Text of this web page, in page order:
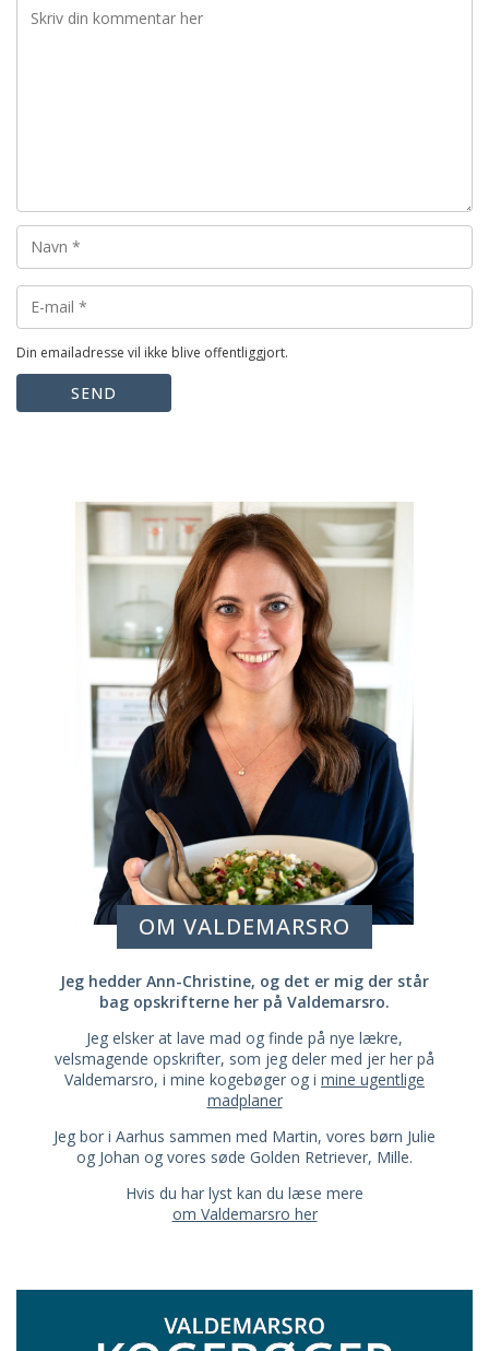
Din emailadresse vil ikke blive offentliggjort.
SEND
OM VALDEMARSRO
Jeg hedder Ann-Christine, og det er mig der står
bag opskrifterne her på Valdemarsro.
Jeg elsker at lave mad og finde på nye lækre,
velsmagende opskrifter, som jeg deler med jer her på
Valdemarsro, i mine kogebøger og i mine ugentlige
madplaner
Jeg bor i Aarhus sammen med Martin, vores børn Julie
og Johan og vores søde Golden Retriever, Mille.
Hvis du har lyst kan du læse mere
om Valdemarsro her